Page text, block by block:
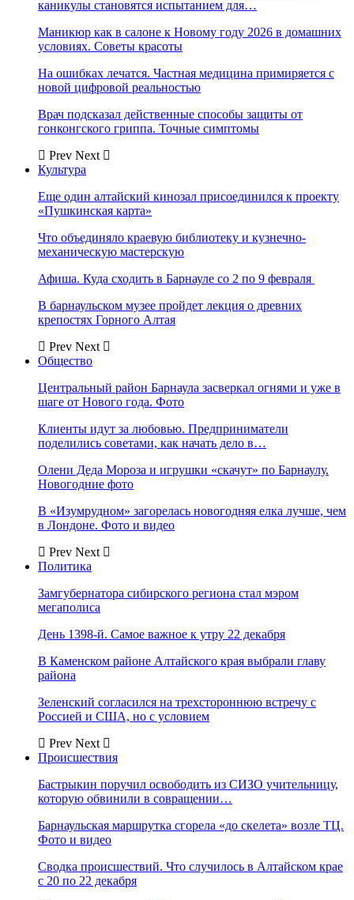
каникулы становятся испытанием для…
Маникюр как в салоне к Новому году 2026 в домашних
условиях. Советы красоты
На ошибках лечатся. Частная медицина примиряется с
новой цифровой реальностью
Врач подсказал действенные способы защиты от
гонконгского гриппа. Точные симптомы
Prev Next
Культура
Еще один алтайский кинозал присоединился к проекту
«Пушкинская карта»
Что объединяло краевую библиотеку и кузнечно-
механическую мастерскую
Афиша. Куда сходить в Барнауле со 2 по 9 февраля
В барнаульском музее пройдет лекция о древних
крепостях Горного Алтая
Prev Next
Общество
Центральный район Барнаула засверкал огнями и уже в
шаге от Нового года. Фото
Клиенты идут за любовью. Предприниматели
поделились советами, как начать дело в…
Олени Деда Мороза и игрушки «скачут» по Барнаулу.
Новогодние фото
В «Изумрудном» загорелась новогодняя елка лучше, чем
в Лондоне. Фото и видео
Prev Next
Политика
Замгубернатора сибирского региона стал мэром
мегаполиса
День 1398-й. Самое важное к утру 22 декабря
В Каменском районе Алтайского края выбрали главу
района
Зеленский согласился на трехстороннюю встречу с
Россией и США, но с условием
Prev Next
Происшествия
Бастрыкин поручил освободить из СИЗО учительницу,
которую обвинили в совращении…
Барнаульская маршрутка сгорела «до скелета» возле ТЦ.
Фото и видео
Сводка происшествий. Что случилось в Алтайском крае
с 20 по 22 декабря